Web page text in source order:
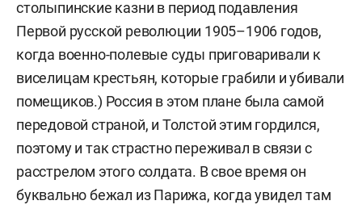
столыпинские казни в период подавления
Первой русской революции 1905–1906 годов,
когда военно-полевые суды приговаривали к
виселицам крестьян, которые грабили и убивали
помещиков.) Россия в этом плане была самой
передовой страной, и Толстой этим гордился,
поэтому и так страстно переживал в связи с
расстрелом этого солдата. В свое время он
буквально бежал из Парижа, когда увидел там